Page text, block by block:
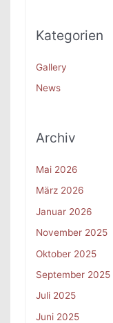
h
Kategorien
Gallery
News
Archiv
Mai 2026
März 2026
Januar 2026
November 2025
Oktober 2025
September 2025
Juli 2025
Juni 2025